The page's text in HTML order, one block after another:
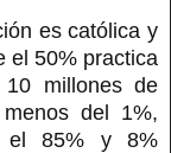
es católica y
el 50% practica
millones de
del 1%,
el 85% y 8%